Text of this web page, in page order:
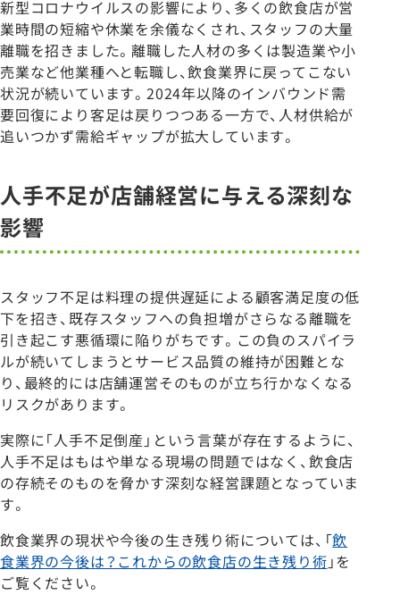
新型コロナウイルスの影響により、多くの飲食店が営
業時間の短縮や休業を余儀なくされ、スタッフの大量
離職を招きました。離職した人材の多くは製造業や小
売業など他業種へと転職し、飲食業界に戻ってこない
状況が続いています。2024年以降のインバウンド需
要回復により客足は戻りつつある一方で、人材供給が
追いつかず需給ギャップが拡大しています。
人手不足が店舗経営に与える深刻な
影響
スタッフ不足は料理の提供遅延による顧客満足度の低
下を招き、既存スタッフへの負担増がさらなる離職を
引き起こす悪循環に陥りがちです。この負のスパイラ
ルが続いてしまうとサービス品質の維持が困難とな
り、最終的には店舗運営そのものが立ち行かなくなる
リスクがあります。
実際に「人手不足倒産」という言葉が存在するように、
人手不足はもはや単なる現場の問題ではなく、飲食店
の存続そのものを脅かす深刻な経営課題となっていま
す。
飲食業界の現状や今後の生き残り術については、「飲
食業界の今後は？これからの飲食店の生き残り術 」を
ご覧ください。